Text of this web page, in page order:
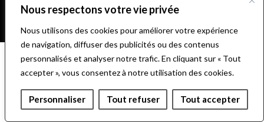
Nous respectons votre vie privée
Nous utilisons des cookies pour améliorer votre expérience
de navigation, diffuser des publicités ou des contenus
personnalisés et analyser notre trafic. En cliquant sur « Tout
accepter », vous consentez à notre utilisation des cookies.
Personnaliser Tout refuser Tout accepter